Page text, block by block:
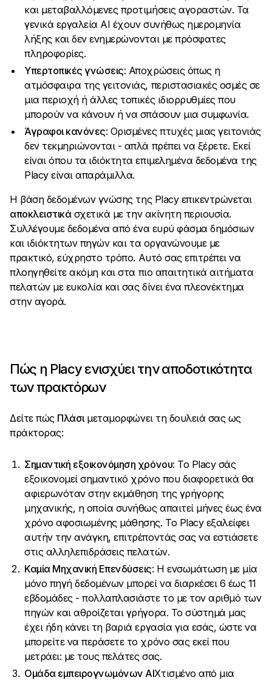
και μεταβαλλόμενες προτιμήσεις αγοραστών. Τα
γενικά εργαλεία AI έχουν συνήθως ημερομηνία
λήξης και δεν ενημερώνονται με πρόσφατες
πληροφορίες.
Υπερτοπικές γνώσεις: Αποχρώσεις όπως η
ατμόσφαιρα της γειτονιάς, περιστασιακές οσμές σε
μια περιοχή ή άλλες τοπικές ιδιορρυθμίες που
μπορούν να κάνουν ή να σπάσουν μια συμφωνία.
Άγραφοι κανόνες: Ορισμένες πτυχές μιας γειτονιάς
δεν τεκμηριώνονται - απλά πρέπει να ξέρετε. Εκεί
είναι όπου τα ιδιόκτητα επιμελημένα δεδομένα της
Placy είναι απαράμιλλα.
Η βάση δεδομένων γνώσης της Placy επικεντρώνεται
αποκλειστικάσχετικά με την ακίνητη περιουσία.
Συλλέγουμε δεδομένα από ένα ευρύ φάσμα δημόσιων
και ιδιόκτητων πηγών και τα οργανώνουμε με
πρακτικό, εύχρηστο τρόπο. Αυτό σας επιτρέπει να
πλοηγηθείτε ακόμη και στα πιο απαιτητικά αιτήματα
πελατών με ευκολία και σας δίνει ένα πλεονέκτημα
στην αγορά.
Πώς η Placy ενισχύει την αποδοτικότητα
των πρακτόρων
Δείτε πώς Πλάσιμεταμορφώνει τη δουλειά σας ως
πράκτορας:
Σημαντική εξοικονόμηση χρόνου: Το Placy σάς
εξοικονομεί σημαντικό χρόνο που διαφορετικά θα
αφιερωνόταν στην εκμάθηση της γρήγορης
μηχανικής, η οποία συνήθως απαιτεί μήνες έως ένα
χρόνο αφοσιωμένης μάθησης. Το Placy εξαλείφει
αυτήν την ανάγκη, επιτρέποντάς σας να εστιάσετε
στις αλληλεπιδράσεις πελατών.
Καμία Μηχανική Επενδύσεις: Η ενσωμάτωση με μία
μόνο πηγή δεδομένων μπορεί να διαρκέσει 6 έως 11
εβδομάδες - πολλαπλασιάστε το με τον αριθμό των
πηγών και αθροίζεται γρήγορα. Το σύστημά μας
έχει ήδη κάνει τη βαριά εργασία για εσάς, ώστε να
μπορείτε να περάσετε το χρόνο σας εκεί που
μετράει: με τους πελάτες σας.
Ομάδα εμπειρογνωμόνων AIΧτισμένο από μια